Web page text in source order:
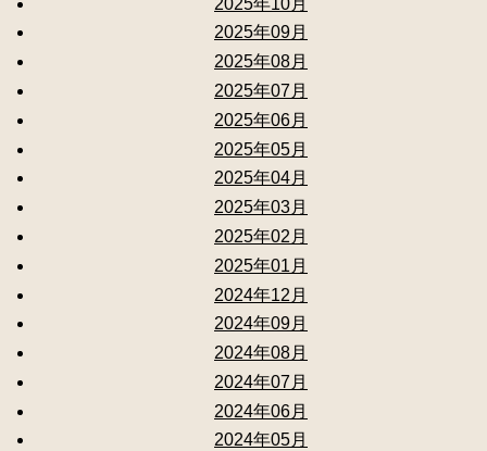
2025年09月
2025年08月
2025年07月
2025年06月
2025年05月
2025年04月
2025年03月
2025年02月
2025年01月
2024年12月
2024年09月
2024年08月
2024年07月
2024年06月
2024年05月